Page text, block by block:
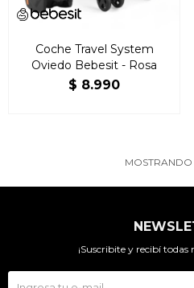
Coche Travel System
Oviedo Bebesit - Rosa
$ 8.990
MOSTRANDO
¡Suscribite y recibí todas